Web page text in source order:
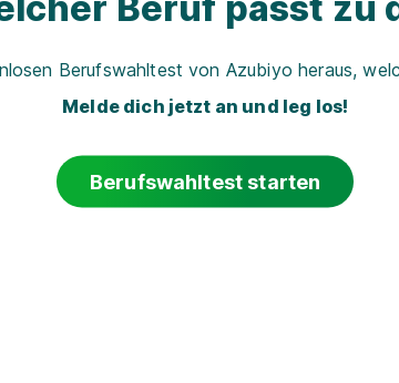
Berufswahltest von Azubiyo heraus,
Melde dich jetzt an und leg los!
Berufswahltest starten